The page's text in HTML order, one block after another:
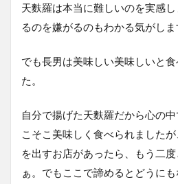
天麩羅は本当に難しいのを実感
るのを嫌がるのもわかる気がしま
でも長男は美味しい美味しいと
た。
自分で揚げた天麩羅だから心の
こそこ美味しく食べられました
を出すお店があったら、もう二
ぁ。でもここで諦めるとどうに